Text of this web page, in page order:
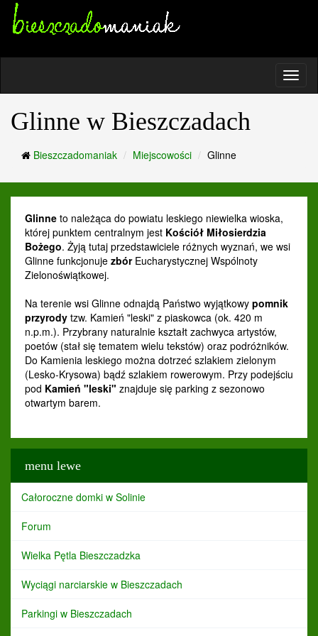
toggle
Glinne w Bieszczadach
Bieszczadomaniak Miejscowości Glinne
Glinne to należąca do powiatu leskiego niewielka wioska,
której punktem centralnym jest Kościół Miłosierdzia
Bożego. Żyją tutaj przedstawiciele różnych wyznań, we wsi
Glinne funkcjonuje zbórEucharystycznej Wspólnoty
Zielonoświątkowej.
Na terenie wsi Glinne odnajdą Państwo wyjątkowy pomnik
przyrody tzw. Kamień "leski" z piaskowca (ok. 420 m
n.p.m.). Przybrany naturalnie kształt zachwyca artystów,
poetów (stał się tematem wielu tekstów) oraz podróżników.
Do Kamienia leskiego można dotrzeć szlakiem zielonym
(Lesko-Krysowa) bądź szlakiem rowerowym. Przy podejściu
pod Kamień "leski" znajduje się parking z sezonowo
otwartym barem.
menu lewe
Całoroczne domki w Solinie
Forum
Wielka Pętla Bieszczadzka
Wyciągi narciarskie w Bieszczadach
Parkingi w Bieszczadach